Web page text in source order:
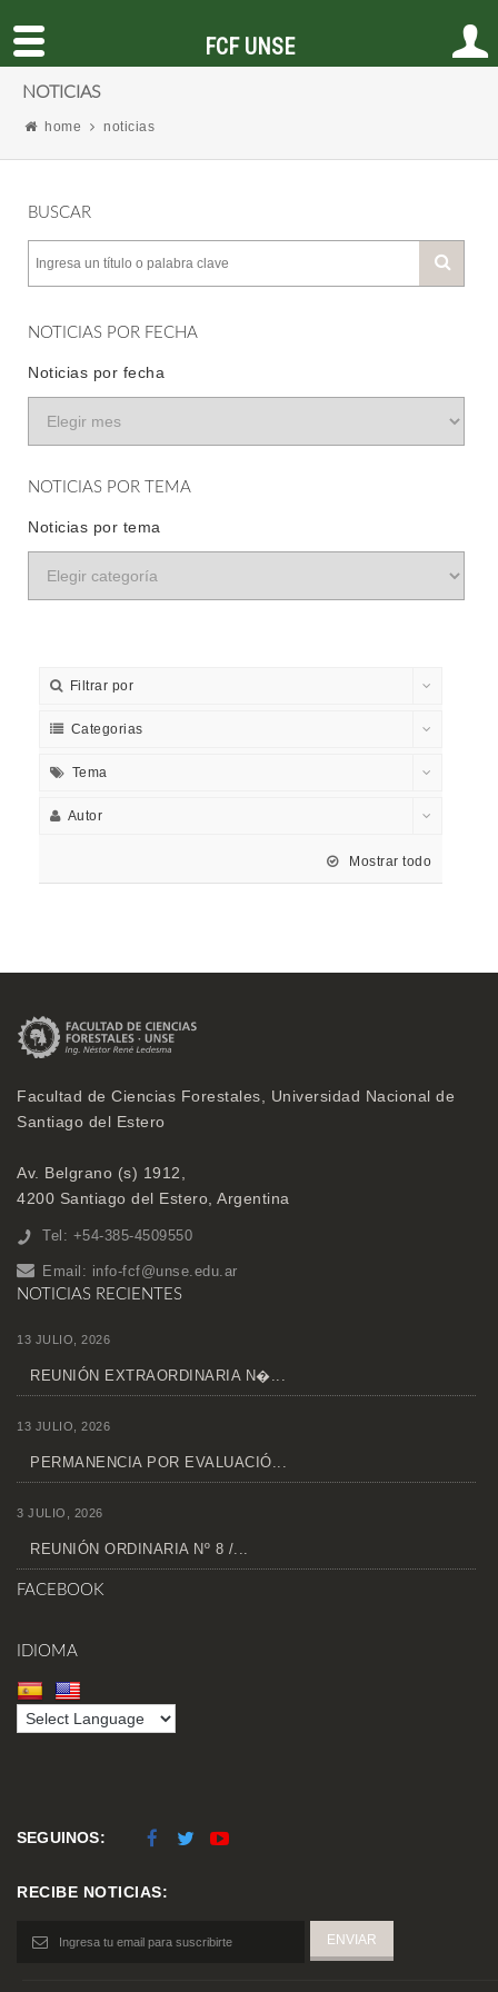
NOTICIAS
home noticias
BUSCAR
NOTICIAS POR FECHA
Noticias por fecha
NOTICIAS POR TEMA
Noticias por tema
Filtrar por
Categorias
Tema
Autor
Mostrar todo
Facultad de Ciencias Forestales, Universidad Nacional de
Santiago del Estero
Av. Belgrano (s) 1912,
4200 Santiago del Estero, Argentina
Tel: +54-385-4509550
Email: info-fcf@unse.edu.ar
NOTICIAS RECIENTES
13 JULIO, 2026
REUNIÓN EXTRAORDINARIA N�...
13 JULIO, 2026
PERMANENCIA POR EVALUACIÓ...
3 JULIO, 2026
REUNIÓN ORDINARIA Nº 8 /...
FACEBOOK
IDIOMA
SEGUINOS:
RECIBE NOTICIAS:
FCF UNSE